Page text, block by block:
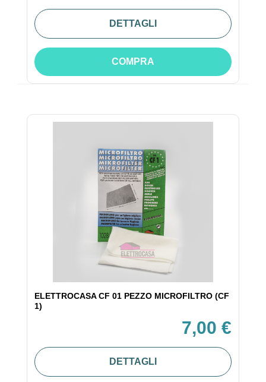
DETTAGLI
COMPRA
ELETTROCASA CF 01 PEZZO MICROFILTRO (CF
1)
7,00 €
DETTAGLI